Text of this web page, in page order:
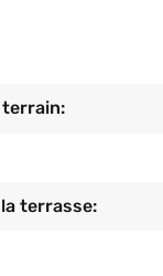
terrasse: